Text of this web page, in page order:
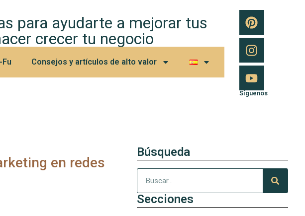
para ayudarte a mejorar tus
crecer tu negocio
Consejos y artículos de alto valor
Síguenos
en redes
Búsqueda
Secciones